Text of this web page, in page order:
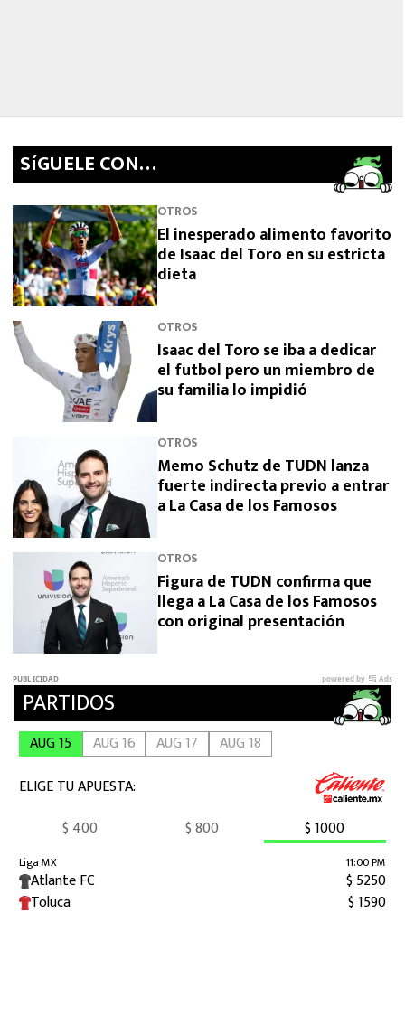
SíGUELE CON…
OTROS
El inesperado alimento favorito
de Isaac del Toro en su estricta
dieta
OTROS
Isaac del Toro se iba a dedicar
el futbol pero un miembro de
su familia lo impidió
OTROS
Memo Schutz de TUDN lanza
fuerte indirecta previo a entrar
a La Casa de los Famosos
OTROS
Figura de TUDN confirma que
llega a La Casa de los Famosos
con original presentación